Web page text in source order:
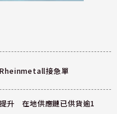
接急單
升 在地供應鏈已供貨逾1